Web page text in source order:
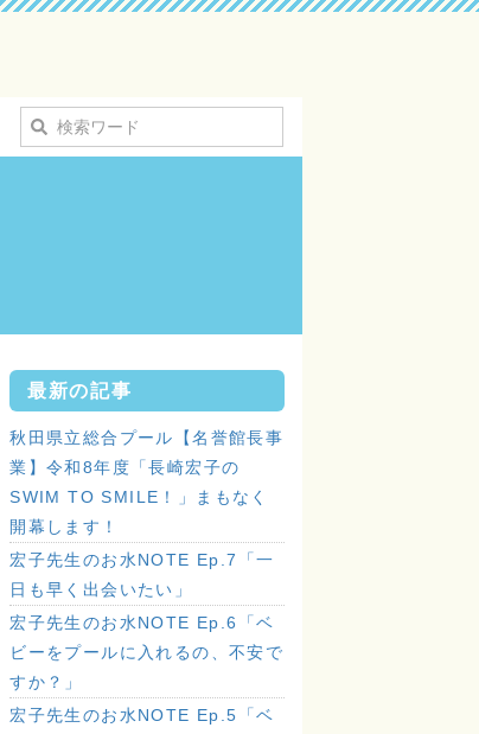
最新の記事
秋田県立総合プール【名誉館長事
業】令和8年度「長崎宏子の
SWIM TO SMILE！」まもなく
開幕します！
宏子先生のお水NOTE Ep.7「一
日も早く出会いたい」
宏子先生のお水NOTE Ep.6「ベ
ビーをプールに入れるの、不安で
すか？」
宏子先生のお水NOTE Ep.5「ベ